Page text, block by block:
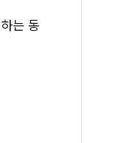
는 동